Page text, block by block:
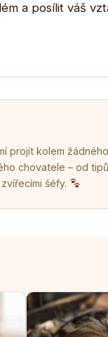
a posílit váš
projít kolem
chovatele – od
šéfy.